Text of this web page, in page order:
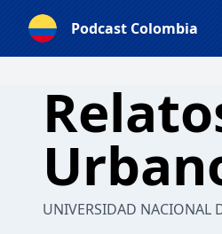
Podcast Colombia
UNIVERSIDAD NACIONAL